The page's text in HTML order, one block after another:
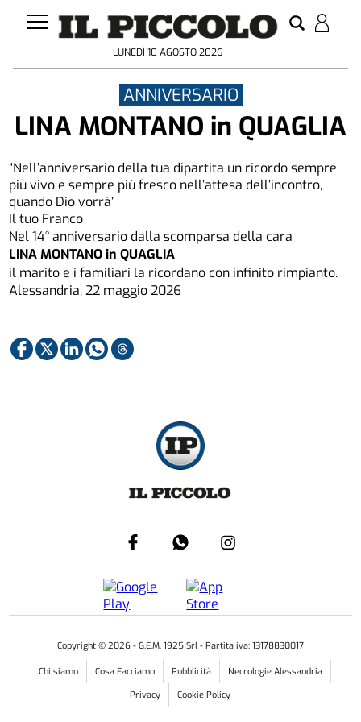
LUNEDÌ 10 AGOSTO 2026
ANNIVERSARIO
LINA MONTANO in QUAGLIA
“Nell’anniversario della tua dipartita un ricordo sempre
più vivo e sempre più fresco nell’attesa dell’incontro,
quando Dio vorrà”
Il tuo Franco
Nel 14° anniversario dalla scomparsa della cara
LINA MONTANO in QUAGLIA
il marito e i familiari la ricordano con infinito rimpianto.
Alessandria, 22 maggio 2026
Copyright © 2026 - G.E.M. 1925 Srl - Partita iva: 13178830017
Chi siamo Cosa Facciamo Pubblicità
Necrologie Alessandria
Privacy
Cookie Policy